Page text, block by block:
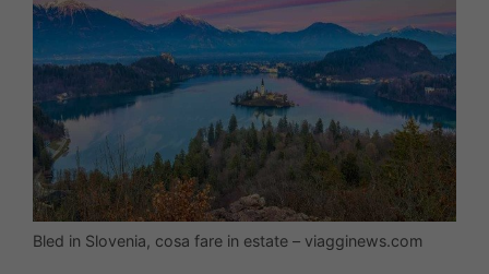
Bled in Slovenia, cosa fare in estate – viagginews.com